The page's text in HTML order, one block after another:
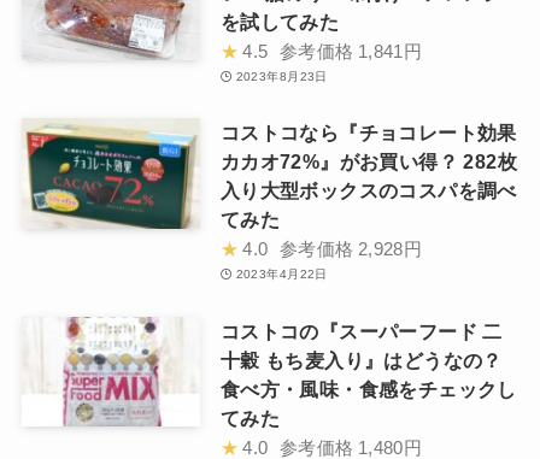
を試してみた
★ 4.5 参考価格 1,841円
2023年8月23日
コストコなら『チョコレート効果
カカオ72%』がお買い得？ 282枚
入り大型ボックスのコスパを調べ
てみた
★ 4.0 参考価格 2,928円
2023年4月22日
コストコの『スーパーフード 二
十穀 もち麦入り』はどうなの？
食べ方・風味・食感をチェックし
てみた
★ 4.0 参考価格 1,480円